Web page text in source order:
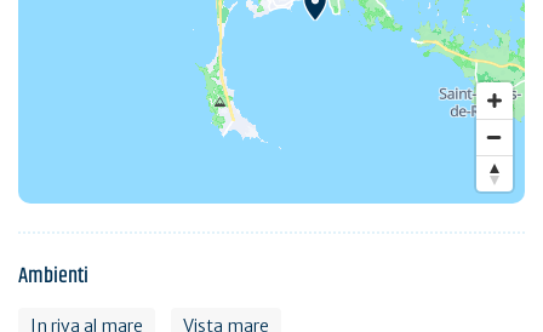
Ambienti
In riva al mare Vista mare